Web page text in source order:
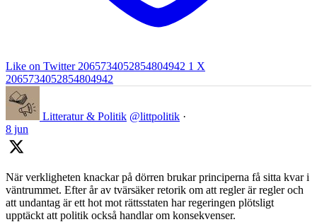
Like on Twitter 2065734052854804942 1 X
2065734052854804942
Litteratur & Politik @littpolitik ·
8 jun
När verkligheten knackar på dörren brukar principerna få sitta kvar i
väntrummet. Efter år av tvärsäker retorik om att regler är regler och
att undantag är ett hot mot rättsstaten har regeringen plötsligt
upptäckt att politik också handlar om konsekvenser.